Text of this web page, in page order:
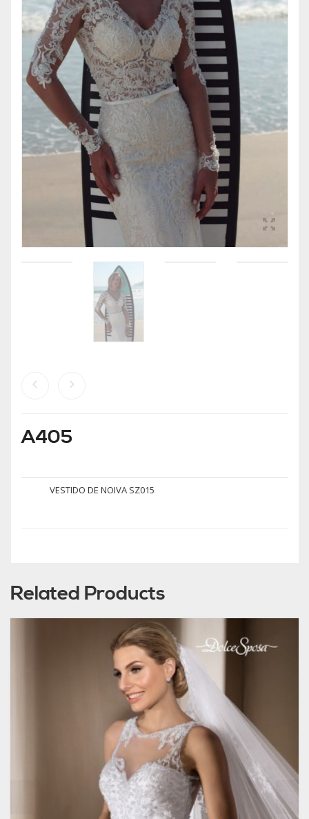
A405
VESTIDO DE NOIVA SZ015
Related Products